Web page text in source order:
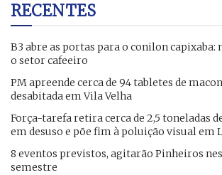
RECENTES
B3 abre as portas para o conilon capixaba:
o setor cafeeiro
PM apreende cerca de 94 tabletes de
desabitada em Vila Velha
Força-tarefa retira cerca de 2,5 toneladas
em desuso e põe fim à poluição visual em
8 eventos previstos, agitarão Pinheiros
semestre